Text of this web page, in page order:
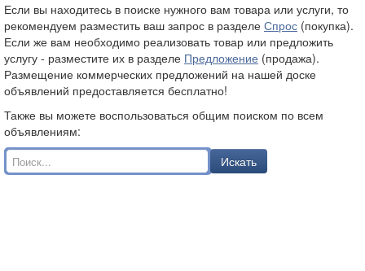
Если вы находитесь в поиске нужного вам товара или услуги, то
рекомендуем разместить ваш запрос в разделе Спрос (покупка).
Если же вам необходимо реализовать товар или предложить
услугу - разместите их в разделе Предложение (продажа).
Размещение коммерческих предложений на нашей доске
объявлений предоставляется бесплатно!
Также вы можете воспользоваться общим поиском по всем
объявлениям:
Искать